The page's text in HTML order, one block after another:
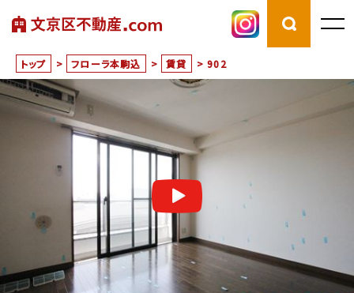
トップ > フローラ本駒込 > 賃貸 > 902